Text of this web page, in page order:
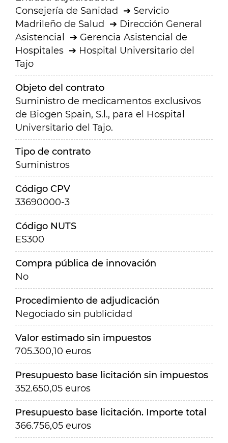
Consejería de Sanidad
Servicio
Madrileño de Salud
Dirección General
Asistencial
Gerencia Asistencial de
Hospitales
Hospital Universitario del
Tajo
Objeto del contrato
Suministro de medicamentos exclusivos
de Biogen Spain, S.l., para el Hospital
Universitario del Tajo.
Tipo de contrato
Suministros
Código CPV
33690000-3
Código NUTS
ES300
Compra pública de innovación
No
Procedimiento de adjudicación
Negociado sin publicidad
Valor estimado sin impuestos
705.300,10 euros
Presupuesto base licitación sin impuestos
352.650,05 euros
Presupuesto base licitación. Importe total
366.756,05 euros